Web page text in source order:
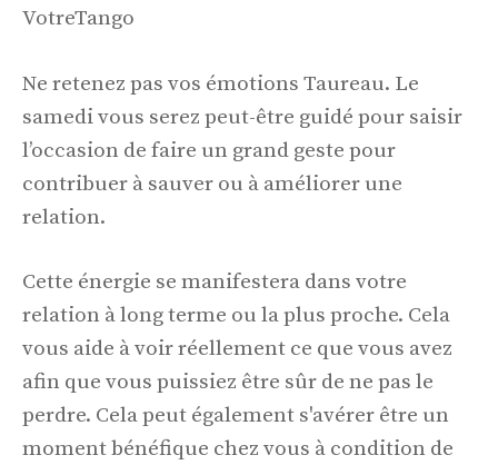
VotreTango
Ne retenez pas vos émotions Taureau. Le
samedi vous serez peut-être guidé pour saisir
l’occasion de faire un grand geste pour
contribuer à sauver ou à améliorer une
relation.
Cette énergie se manifestera dans votre
relation à long terme ou la plus proche. Cela
vous aide à voir réellement ce que vous avez
afin que vous puissiez être sûr de ne pas le
perdre. Cela peut également s'avérer être un
moment bénéfique chez vous à condition de